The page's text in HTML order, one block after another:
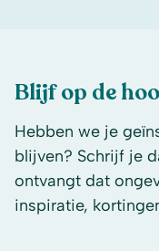
Blijf op de
Hebben we je
blijven? Schrijf je
ontvangt dat
inspiratie,